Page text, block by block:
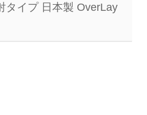
タイプ 日本製 OverLay